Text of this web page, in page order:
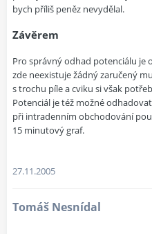
bych příliš peněz nevydělal.
Závěrem
Pro správný odhad potenciálu je
zde neexistuje žádný zaručený
s trochu píle a cviku si však
Potenciál je též možné
při intradenním obchodování
15 minutový graf.
27.11.2005
Tomáš Nesnídal